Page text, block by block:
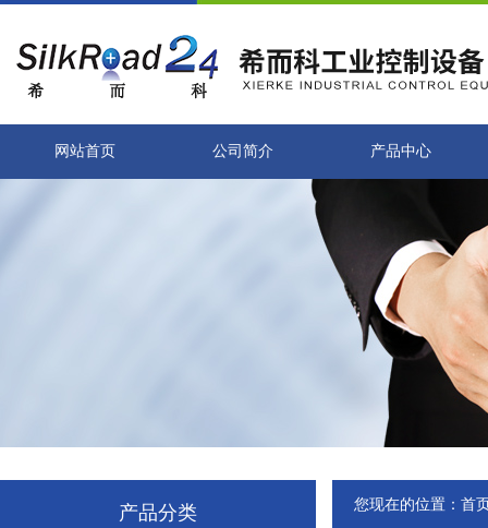
网站首页 公司简介 产品中心
产品分类 您现在的位置： 首